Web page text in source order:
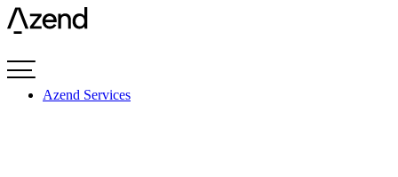
Videre
til
Azend Services